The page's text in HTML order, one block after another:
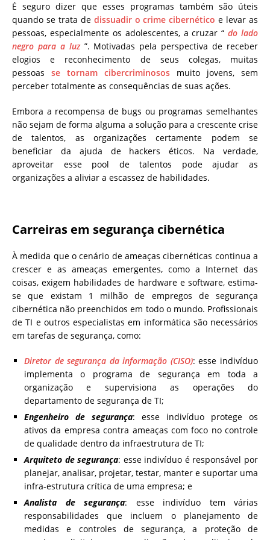
É seguro dizer que esses programas também são úteis
quando se trata de dissuadir o crime cibernético e levar as
pessoas, especialmente os adolescentes, a cruzar “do lado
negro para a luz”. Motivadas pela perspectiva de receber
elogios e reconhecimento de seus colegas, muitas
pessoas se tornam cibercriminosos muito jovens, sem
perceber totalmente as consequências de suas ações.
Embora a recompensa de bugs ou programas semelhantes
não sejam de forma alguma a solução para a crescente crise
de talentos, as organizações certamente podem se
beneficiar da ajuda de hackers éticos. Na verdade,
aproveitar esse pool de talentos pode ajudar as
organizações a aliviar a escassez de habilidades.
Carreiras em segurança cibernética
À medida que o cenário de ameaças cibernéticas continua a
crescer e as ameaças emergentes, como a Internet das
coisas, exigem habilidades de hardware e software, estima-
se que existam 1 milhão de empregos de segurança
cibernética não preenchidos em todo o mundo. Profissionais
de TI e outros especialistas em informática são necessários
em tarefas de segurança, como:
Diretor de segurança da informação (CISO): esse indivíduo
implementa o programa de segurança em toda a
organização e supervisiona as operações do
departamento de segurança de TI;
Engenheiro de segurança: esse indivíduo protege os
ativos da empresa contra ameaças com foco no controle
de qualidade dentro da infraestrutura de TI;
Arquiteto de segurança: esse indivíduo é responsável por
planejar, analisar, projetar, testar, manter e suportar uma
infra-estrutura crítica de uma empresa; e
Analista de segurança: esse indivíduo tem várias
responsabilidades que incluem o planejamento de
medidas e controles de segurança, a proteção de